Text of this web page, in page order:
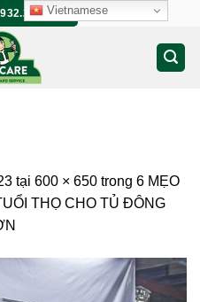
tại 600 × 650 trong 6 MẸO
THỌ CHO TỦ ĐÔNG
Vietnamese